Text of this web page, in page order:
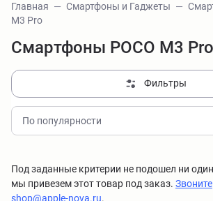
Главная Смартфоны и Гаджеты
M3 Pro
Смартфоны POCO M3 Pro
Фильтры
По популярности
Под заданные критерии не подошел ни
мы привезем этот товар под заказ. Звоните
shop@apple-nova.ru.